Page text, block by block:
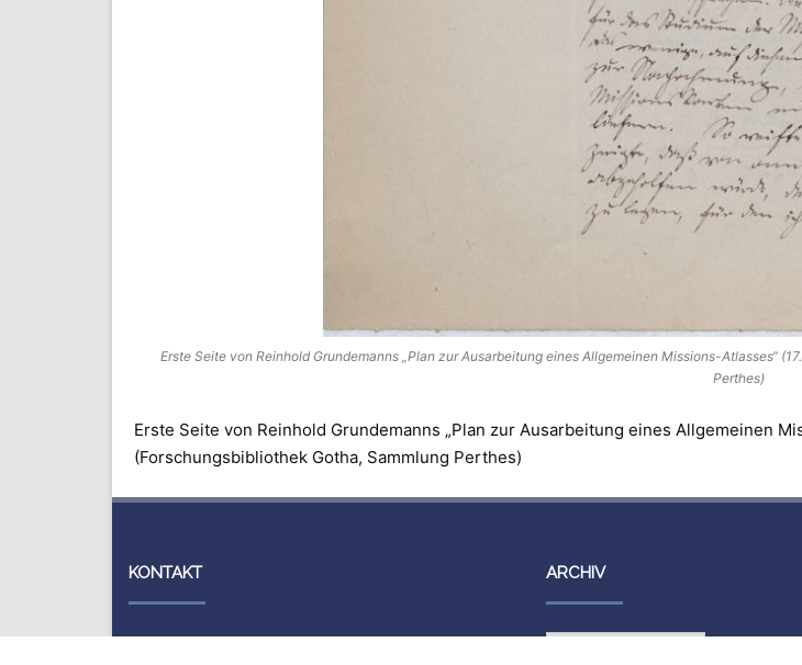
Erste Seite von Reinhold Grundemanns „Plan zur Ausarbeitung eines Allgemeinen Missions-Atlasses“
Perthes)
Erste Seite von Reinhold Grundemanns „Plan zur Ausarbeitung eines Allgemeinen
(Forschungsbibliothek Gotha, Sammlung Perthes)
KONTAKT ARCHIV